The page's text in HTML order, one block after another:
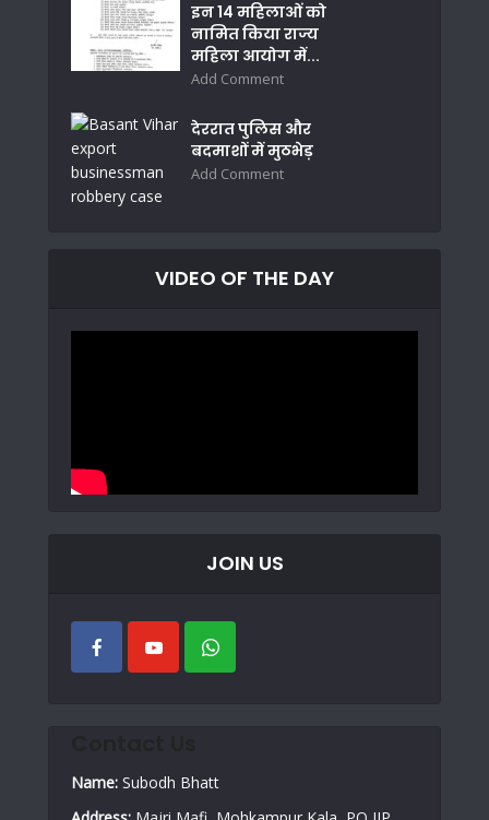
इन 14 महिलाओं को
नामित किया राज्य
महिला आयोग में...
Add Comment
देररात पुलिस और
बदमाशों में मुठभेड़
Add Comment
VIDEO OF THE DAY
JOIN US
Name: Subodh Bhatt